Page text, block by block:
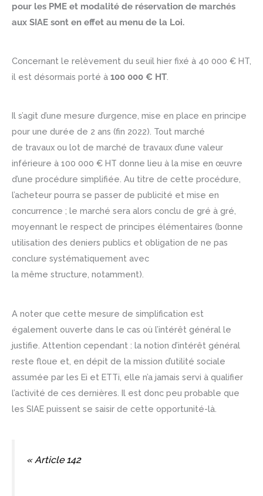
pour les PME et modalité de réservation de marchés
aux SIAE sont en effet au menu de la Loi.
Concernant le relèvement du seuil hier fixé à 40 000 € HT,
il est désormais porté à 100 000 € HT
Il s’agit d’une mesure d’urgence, mise en place en principe
pour une durée de 2 ans (fin 2022). Tout marché
de travaux ou lot de marché de travaux d’une valeur
inférieure à 100 000 € HT donne lieu à la mise en œuvre
d’une procédure simplifiée. Au titre de cette procédure,
l’acheteur pourra se passer de publicité et mise en
concurrence ; le marché sera alors conclu de gré à gré,
moyennant le respect de principes élémentaires (bonne
utilisation des deniers publics et obligation de ne pas
conclure systématiquement avec
la même structure, notamment).
A noter que cette mesure de simplification est
également ouverte dans le cas où l’intérêt général le
justifie. Attention cependant : la notion d’intérêt général
reste floue et, en dépit de la mission d’utilité sociale
assumée par les Ei et ETTi, elle n’a jamais servi à qualifier
l’activité de ces dernières. Il est donc peu probable que
les SIAE puissent se saisir de cette opportunité-là.
« Article 142